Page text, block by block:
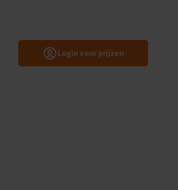
Login voor prijzen